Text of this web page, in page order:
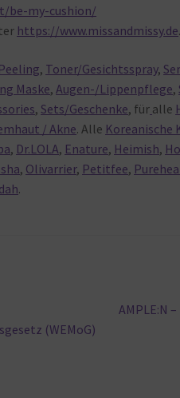
be-my-cushion/
https://www.missandmissy.de
, Toner/Gesichtsspray,
Maske,Augen-/Lippenpflege,
,Sets/Geschenke, für alle
/ Akne. Alle Koreanische
, Dr.LOLA, Enature, Heimish,
, Olivarrier, Petitfee,
.
(WEMoG)
Nächster
AMPLE:N